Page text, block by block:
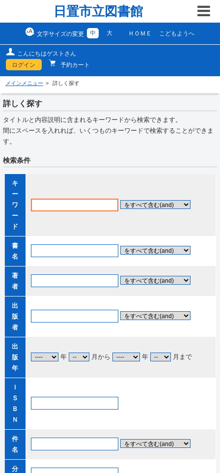
日置市立図書館
文字サイズの変更 中 大 ＨＯＭＥ こどもようへ
こんにちはゲストさん
ログイン
予約カート
メインメニュー 詳しく探す
詳しく探す
タイトルと内容説明に含まれるキーワードから検索できます。
間にスペースを入れれば、いくつものキーワードで検索することができま
す。
検索条件
キ
ー
ワ
ー
ド
書
名
著
者
出
版
者
出
版
年
年 月から 年 月まで
Ｉ
Ｓ
Ｂ
Ｎ
件
名
分